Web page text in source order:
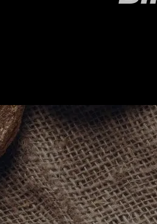
Bliek
ambachtelijke
De verhuizing
werd ruimte